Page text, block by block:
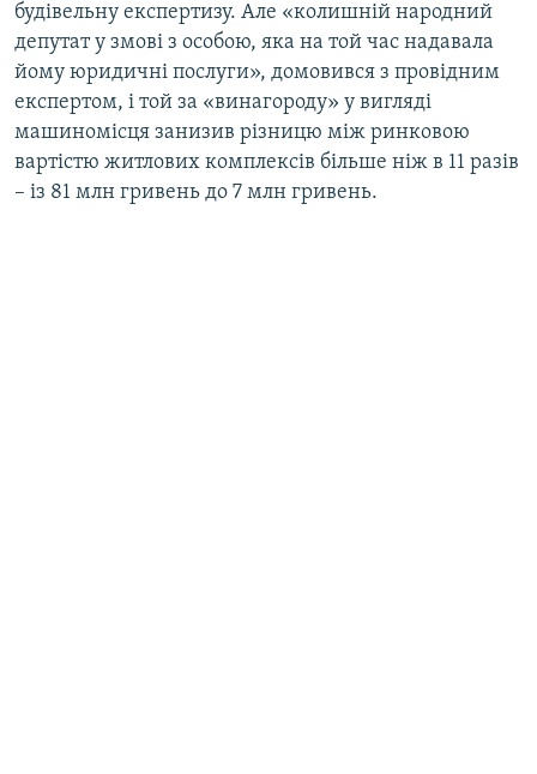
будівельну експертизу. Але «колишній народний
депутат у змові з особою, яка на той час надавала
йому юридичні послуги», домовився з провідним
експертом, і той за «винагороду» у вигляді
машиномісця занизив різницю між ринковою
вартістю житлових комплексів більше ніж в 11 разів
– із 81 млн гривень до 7 млн гривень.